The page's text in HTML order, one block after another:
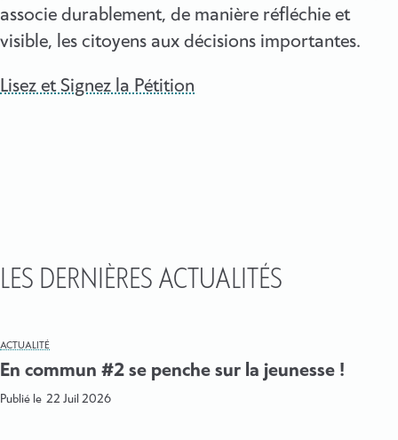
associe durablement, de manière réfléchie et
visible, les citoyens aux décisions importantes.
Lisez et Signez la Pétition
LES DERNIÈRES ACTUALITÉS
ACTUALITÉ
En commun #2 se penche sur la jeunesse !
Publié le 22 Juil 2026